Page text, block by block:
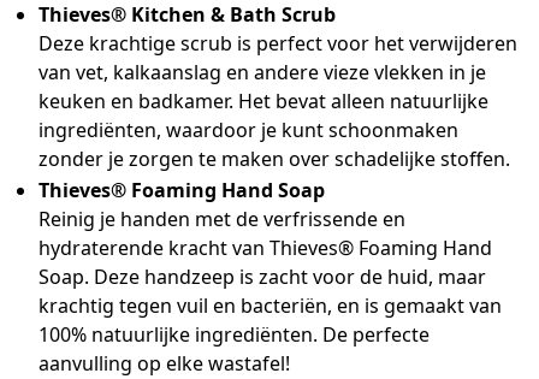
Thieves® Kitchen & Bath Scrub
Deze krachtige scrub is perfect voor het verwijderen
van vet, kalkaanslag en andere vieze vlekken in je
keuken en badkamer. Het bevat alleen natuurlijke
ingrediënten, waardoor je kunt schoonmaken
zonder je zorgen te maken over schadelijke stoffen.
Thieves® Foaming Hand Soap
Reinig je handen met de verfrissende en
hydraterende kracht van Thieves® Foaming Hand
Soap. Deze handzeep is zacht voor de huid, maar
krachtig tegen vuil en bacteriën, en is gemaakt van
100% natuurlijke ingrediënten. De perfecte
aanvulling op elke wastafel!